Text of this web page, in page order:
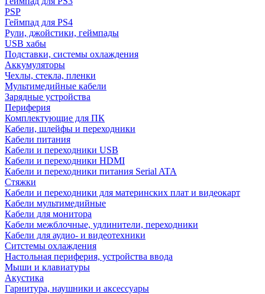
PSP
Геймпад для PS4
Рули, джойстики, геймпады
USB хабы
Подставки, системы охлаждения
Аккумуляторы
Чехлы, стекла, пленки
Мультимедийные кабели
Зарядные устройства
Периферия
Комплектующие для ПК
Кабели, шлейфы и переходники
Кабели питания
Кабели и переходники USB
Кабели и переходники HDMI
Кабели и переходники питания Serial ATA
Стяжки
Кабели и переходники для материнских плат и видеокарт
Кабели мультимедийные
Кабели для монитора
Кабели межблочные, удлинители, переходники
Кабели для аудио- и видеотехники
Ситстемы охлаждения
Настольная периферия, устройства ввода
Мыши и клавиатуры
Акустика
Гарнитура, наушники и аксессуары